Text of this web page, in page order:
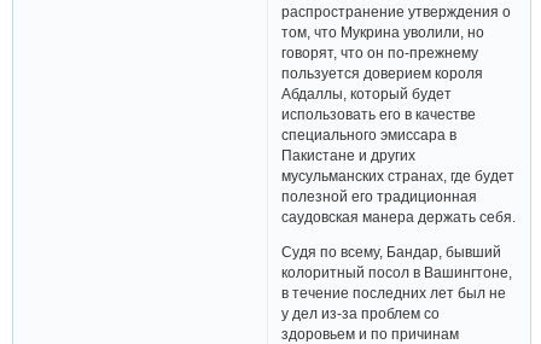
распространение утверждения о
том, что Мукрина уволили, но
говорят, что он по-прежнему
пользуется доверием короля
Абдаллы, который будет
использовать его в качестве
специального эмиссара в
Пакистане и других
мусульманских странах, где будет
полезной его традиционная
саудовская манера держать себя.
Судя по всему, Бандар, бывший
колоритный посол в Вашингтоне,
в течение последних лет был не
у дел из-за проблем со
здоровьем и по причинам